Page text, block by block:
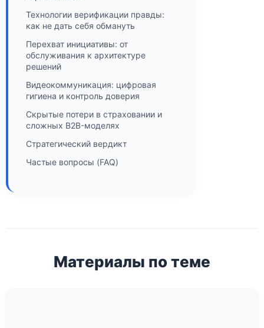
Технологии верификации правды:
как не дать себя обмануть
Перехват инициативы: от
обслуживания к архитектуре
решений
Видеокоммуникация: цифровая
гигиена и контроль доверия
Скрытые потери в страховании и
сложных B2B-моделях
Стратегический вердикт
Частые вопросы (FAQ)
Материалы по теме